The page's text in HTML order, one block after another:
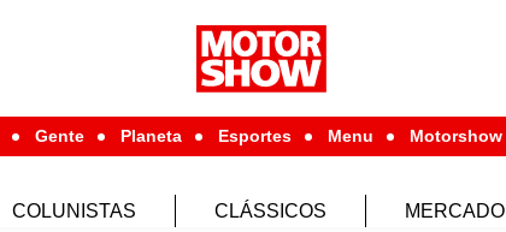
Gente Planeta Esportes Menu Motorshow
COLUNISTAS CLÁSSICOS MERCADO